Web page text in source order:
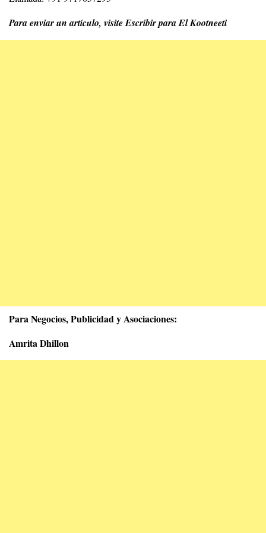
Para enviar un artículo, visite Escribir para El Kootneeti
Para Negocios, Publicidad y Asociaciones:
Amrita Dhillon